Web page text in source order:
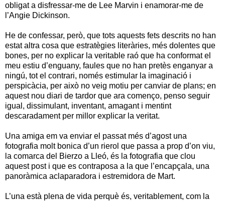
obligat a disfressar-me de Lee Marvin i enamorar-me de
l’Angie Dickinson.
He de confessar, però, que tots aquests fets descrits no han
estat altra cosa que estratègies literàries, més dolentes que
bones, per no explicar la veritable raó que ha conformat el
meu estiu d’enguany, faules que no han pretès enganyar a
ningú, tot el contrari, només estimular la imaginació i
perspicàcia, per això no veig motiu per canviar de plans; en
aquest nou diari de tardor que ara començo, penso seguir
igual, dissimulant, inventant, amagant i mentint
descaradament per millor explicar la veritat.
Una amiga em va enviar el passat més d’agost una
fotografia molt bonica d’un rierol que passa a prop d’on viu,
la comarca del Bierzo a Lleó, és la fotografia que clou
aquest post i que es contraposa a la que l’encapçala, una
panoràmica aclaparadora i estremidora de Mart.
L’una està plena de vida perquè és, veritablement, com la